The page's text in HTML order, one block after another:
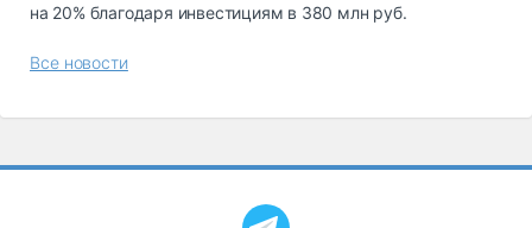
на 20% благодаря инвестициям в 380 млн руб.
Все новости